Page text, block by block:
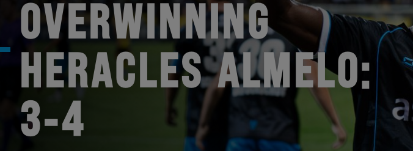
OVERWINNING
HERACLES ALMELO:
3-4